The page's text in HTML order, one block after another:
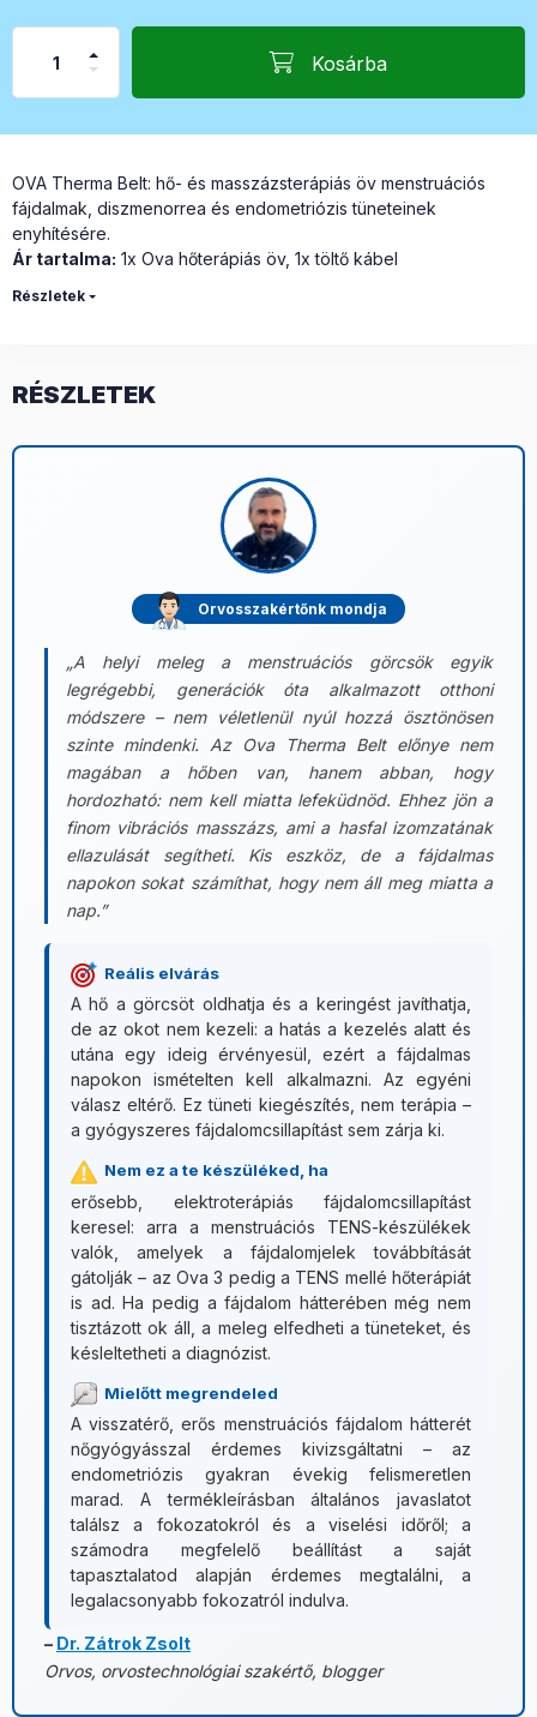
Kosárba
OVA Therma Belt: hő- és masszázsterápiás öv menstruációs
fájdalmak, diszmenorrea és endometriózis tüneteinek
enyhítésére.
Ár tartalma: 1x Ova hőterápiás öv, 1x töltő kábel
Részletek
RÉSZLETEK
Orvosszakértőnk mondja
„A helyi meleg a menstruációs görcsök egyik
legrégebbi, generációk óta alkalmazott otthoni
módszere – nem véletlenül nyúl hozzá ösztönösen
szinte mindenki. Az Ova Therma Belt előnye nem
magában a hőben van, hanem abban, hogy
hordozható: nem kell miatta lefeküdnöd. Ehhez jön a
finom vibrációs masszázs, ami a hasfal izomzatának
ellazulását segítheti. Kis eszköz, de a fájdalmas
napokon sokat számíthat, hogy nem áll meg miatta a
nap.”
Reális elvárás
A hő a görcsöt oldhatja és a keringést javíthatja,
de az okot nem kezeli: a hatás a kezelés alatt és
utána egy ideig érvényesül, ezért a fájdalmas
napokon ismételten kell alkalmazni. Az egyéni
válasz eltérő. Ez tüneti kiegészítés, nem terápia –
a gyógyszeres fájdalomcsillapítást sem zárja ki.
Nem ez a te készüléked, ha
erősebb, elektroterápiás fájdalomcsillapítást
keresel: arra a menstruációs TENS-készülékek
valók, amelyek a fájdalomjelek továbbítását
gátolják – az Ova 3 pedig a TENS mellé hőterápiát
is ad. Ha pedig a fájdalom hátterében még nem
tisztázott ok áll, a meleg elfedheti a tüneteket, és
késleltetheti a diagnózist.
Mielőtt megrendeled
A visszatérő, erős menstruációs fájdalom hátterét
nőgyógyásszal érdemes kivizsgáltatni – az
endometriózis gyakran évekig felismeretlen
marad. A termékleírásban általános javaslatot
találsz a fokozatokról és a viselési időről; a
számodra megfelelő beállítást a saját
tapasztalatod alapján érdemes megtalálni, a
legalacsonyabb fokozatról indulva.
– Dr. Zátrok Zsolt
Orvos, orvostechnológiai szakértő, blogger